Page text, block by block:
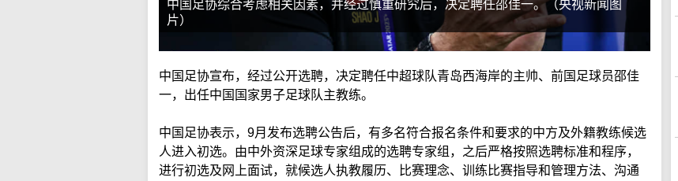
中国足协综合考虑相关因素，并经过慎重研究后，决定聘任邵佳一。（央视新闻图
片）
中国足协宣布，经过公开选聘，决定聘任中超球队青岛西海岸的主帅、前国足球员邵佳
一，出任中国国家男子足球队主教练。
中国足协表示，9月发布选聘公告后，有多名符合报名条件和要求的中方及外籍教练候选
人进入初选。由中外资深足球专家组成的选聘专家组，之后严格按照选聘标准和程序，
进行初选及网上面试，就候选人执教履历、比赛理念、训练比赛指导和管理方法、沟通